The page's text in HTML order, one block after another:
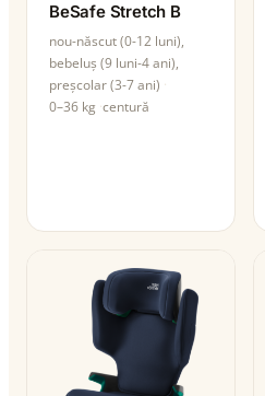
BeSafe Stretch B
nou-născut (0-12 luni),
bebeluș (9 luni-4 ani),
preșcolar (3-7 ani)
0–36 kg centură